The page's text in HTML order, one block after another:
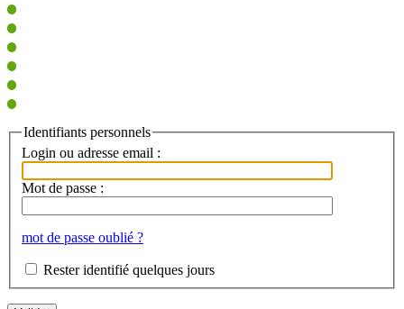
Identifiants personnels
Login ou adresse email :
Mot de passe :
mot de passe oublié ?
Rester identifié quelques jours